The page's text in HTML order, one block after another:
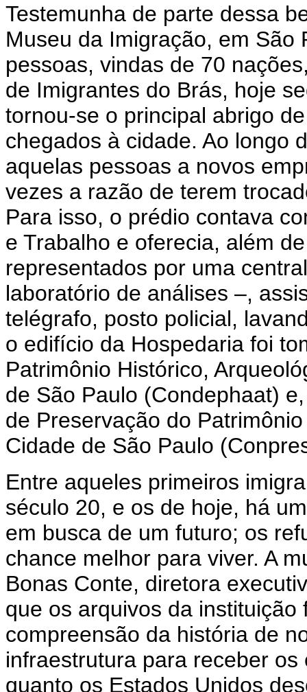
Testemunha de parte dessa
Museu da Imigração, em São
pessoas, vindas de 70
de Imigrantes do Brás, hoje
tornou-se o principal abrigo
chegados à cidade. Ao longo
aquelas pessoas a novos
vezes a razão de terem
Para isso, o prédio contava
e Trabalho e oferecia, além
representados por uma
laboratório de análises –,
telégrafo, posto policial,
o edifício da Hospedaria foi
Patrimônio Histórico,
de São Paulo (Condephaat)
de Preservação do
Cidade de São Paulo
Entre aqueles primeiros
século 20, e os de hoje, há
em busca de um futuro; os
chance melhor para viver. A
Bonas Conte, diretora
que os arquivos da
compreensão da história de
infraestrutura para receber
quanto os Estados Unidos